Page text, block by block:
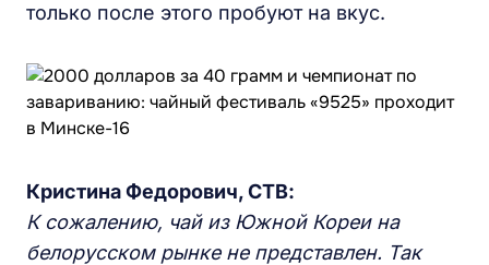
только после этого пробуют на вкус.
Кристина Федорович, СТВ:
К сожалению, чай из Южной Кореи на
белорусском рынке не представлен. Так